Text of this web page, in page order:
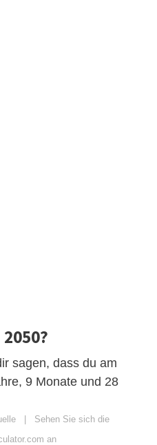
sagen, dass du am
9 Monate und 28
| Sehen Sie sich die
an